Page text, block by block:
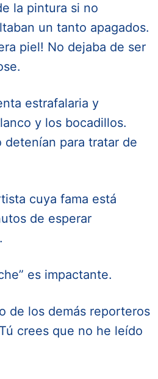
la pintura si no
un tanto apagados.
piel! No dejaba de ser
estrafalaria y
y los bocadillos.
para tratar de
cuya fama está
de esperar
es impactante.
de los demás reporteros
crees que no he leído